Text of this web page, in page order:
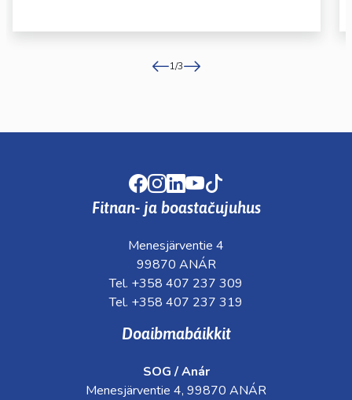
1/3
Facebook
Instagram
LinkedIn
Youtube
Fitnan- ja boastačujuhus
Menesjärventie 4
99870 ANÁR
Tel. +358 407 237 309
Tel. +358 407 237 319
Doaibmabáikkit
SOG / Anár
Menesjärventie 4, 99870 ANÁR